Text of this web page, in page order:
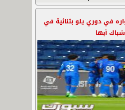
في دوري يلو بثنائية في
شباك أبها